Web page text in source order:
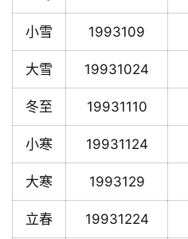
小雪 1993109
大雪 19931024
冬至 19931110
小寒 19931124
大寒 1993129
立春 19931224